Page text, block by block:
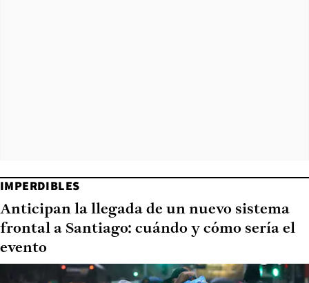
IMPERDIBLES
Anticipan la llegada de un nuevo sistema
frontal a Santiago: cuándo y cómo sería el
evento